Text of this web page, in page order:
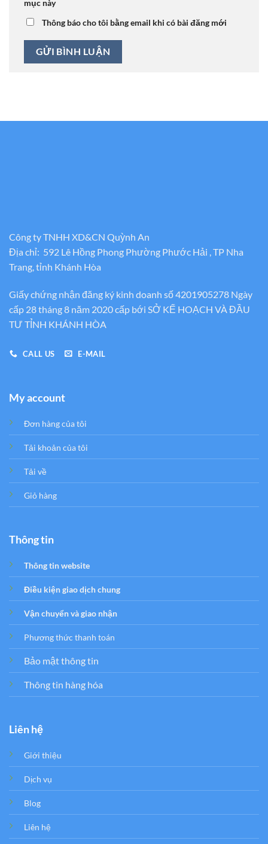
mục này
Thông báo cho tôi bằng email khi có bài đăng mới
Công ty TNHH XD&CN Quỳnh An
Địa chỉ: 592 Lê Hồng Phong Phường Phước Hải , TP Nha
Trang, tỉnh Khánh Hòa
Giấy chứng nhận đăng ký kinh doanh số 4201905278 Ngày
cấp 28 tháng 8 năm 2020 cấp bới SỞ KẾ HOẠCH VÀ ĐẦU
TƯ TỈNH KHÁNH HÒA
CALL US E-MAIL
My account
Đơn hàng của tôi
Tải khoản của tôi
Tải về
Giỏ hàng
Thông tin
Thông tin website
Điều kiện giao dịch chung
Vận chuyển và giao nhận
Phương thức thanh toán
Bảo mật thông tin
Thông tin hàng hóa
Liên hệ
Giới thiệu
Dịch vụ
Blog
Liên hệ